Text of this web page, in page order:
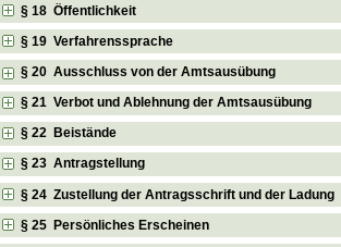
§ 18 Öffentlichkeit
§ 19 Verfahrenssprache
§ 20 Ausschluss von der Amtsausübung
§ 21 Verbot und Ablehnung der Amtsausübung
§ 22 Beistände
§ 23 Antragstellung
§ 24 Zustellung der Antragsschrift und der Ladung
§ 25 Persönliches Erscheinen